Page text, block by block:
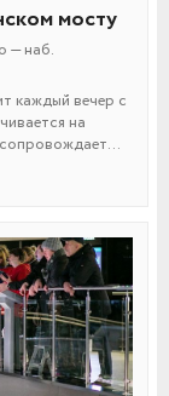
мосту
— наб.
каждый вечер с
на
в мобильном